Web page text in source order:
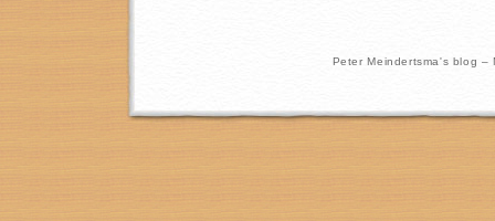
Peter Meindertsma's blog